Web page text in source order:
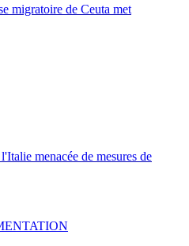
migratoire de Ceuta met
menacée de mesures de